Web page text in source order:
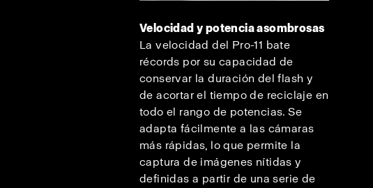
Velocidad y potencia asombrosas
La velocidad del Pro-11 bate
récords por su capacidad de
conservar la duración del flash y
de acortar el tiempo de reciclaje en
todo el rango de potencias. Se
adapta fácilmente a las cámaras
más rápidas, lo que permite la
captura de imágenes nítidas y
definidas a partir de una serie de